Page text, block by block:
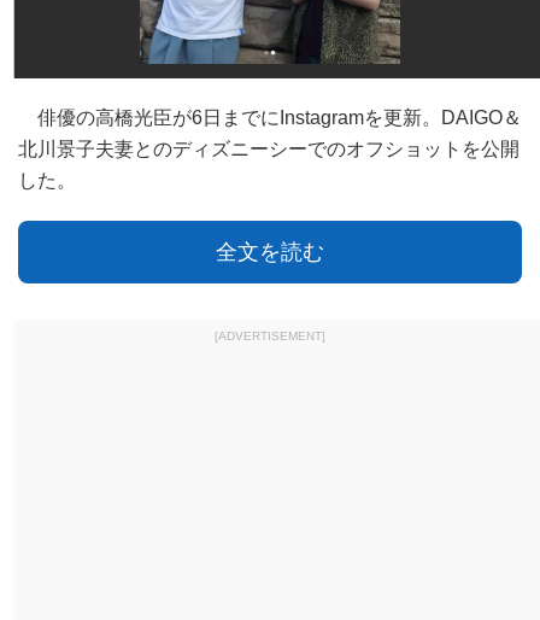
俳優の高橋光臣が6日までにInstagramを更新。DAIGO＆
北川景子夫妻とのディズニーシーでのオフショットを公開
した。
全文を読む
[ADVERTISEMENT]